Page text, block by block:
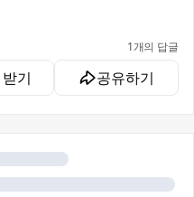
1개의 답글
기 공유하기